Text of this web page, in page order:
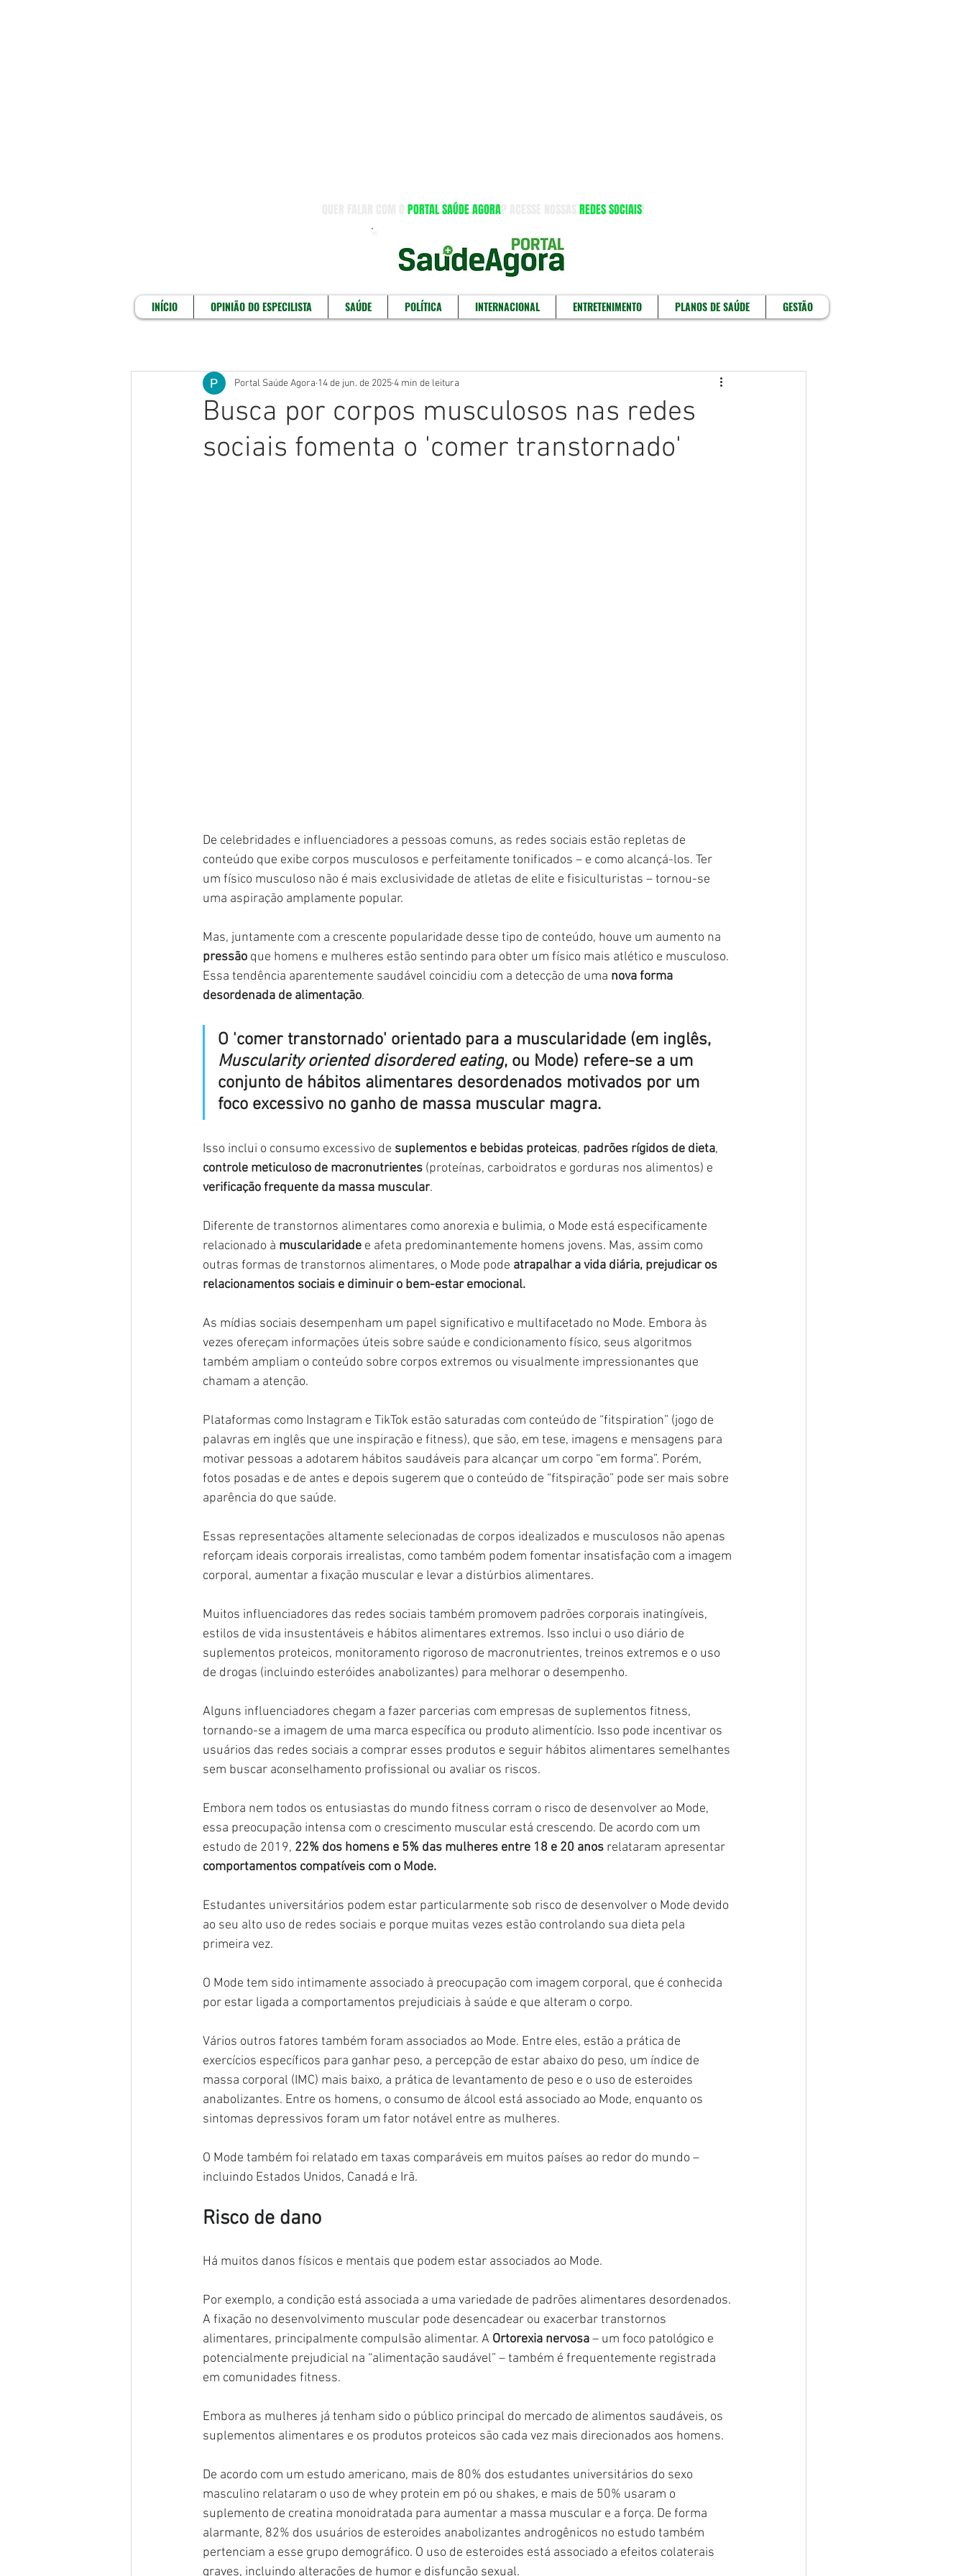
PORTAL SAÚDE AGORA? ACESSE NOSSAS REDES SOCIAIS!
INÍCIO
INÍCIO OPINIÃO DO ESPECILISTA SAÚDE POLÍTICA INTERNACIONAL ENTRETENIMENTO PLANOS DE SAÚDE GESTÃO
Busca por corpos musculosos nas redes
sociais fomenta o 'comer transtornado'
Portal Saúde Agora 14 de jun. de 20254 min de leitura
De celebridades e influenciadores a pessoas comuns, as redes sociais estão repletas de
conteúdo que exibe corpos musculosos e perfeitamente tonificados – e como alcançá-los. Ter
um físico musculoso não é mais exclusividade de atletas de elite e fisiculturistas – tornou-se
uma aspiração amplamente popular.
Mas, juntamente com a crescente popularidade desse tipo de conteúdo, houve um aumento na
pressão que homens e mulheres estão sentindo para obter um físico mais atlético e musculoso.
Essa tendência aparentemente saudável coincidiu com a detecção de uma nova forma
desordenada de alimentação.
O 'comer transtornado' orientado para a muscularidade (em inglês,
Muscularity oriented disordered eating, ou Mode) refere-se a um
conjunto de hábitos alimentares desordenados motivados por um
foco excessivo no ganho de massa muscular magra.
Isso inclui o consumo excessivo de suplementos e bebidas proteicas, padrões rígidos de dieta,
controle meticuloso de macronutrientes (proteínas, carboidratos e gorduras nos alimentos) e
verificação frequente da massa muscular.
Diferente de transtornos alimentares como anorexia e bulimia, o Mode está especificamente
relacionado à muscularidade e afeta predominantemente homens jovens. Mas, assim como
outras formas de transtornos alimentares, o Mode pode atrapalhar a vida diária, prejudicar os
relacionamentos sociais e diminuir o bem-estar emocional.
As mídias sociais desempenham um papel significativo e multifacetado no Mode. Embora às
vezes ofereçam informações úteis sobre saúde e condicionamento físico, seus algoritmos
também ampliam o conteúdo sobre corpos extremos ou visualmente impressionantes que
chamam a atenção.
Plataformas como Instagram e TikTok estão saturadas com conteúdo de “fitspiration” (jogo de
palavras em inglês que une inspiração e fitness), que são, em tese, imagens e mensagens para
motivar pessoas a adotarem hábitos saudáveis para alcançar um corpo “em forma”. Porém,
fotos posadas e de antes e depois sugerem que o conteúdo de “fitspiração” pode ser mais sobre
aparência do que saúde.
Essas representações altamente selecionadas de corpos idealizados e musculosos não apenas
reforçam ideais corporais irrealistas, como também podem fomentar insatisfação com a imagem
corporal, aumentar a fixação muscular e levar a distúrbios alimentares.
Muitos influenciadores das redes sociais também promovem padrões corporais inatingíveis,
estilos de vida insustentáveis e hábitos alimentares extremos. Isso inclui o uso diário de
suplementos proteicos, monitoramento rigoroso de macronutrientes, treinos extremos e o uso
de drogas (incluindo esteróides anabolizantes) para melhorar o desempenho.
Alguns influenciadores chegam a fazer parcerias com empresas de suplementos fitness,
tornando-se a imagem de uma marca específica ou produto alimentício. Isso pode incentivar os
usuários das redes sociais a comprar esses produtos e seguir hábitos alimentares semelhantes
sem buscar aconselhamento profissional ou avaliar os riscos.
Embora nem todos os entusiastas do mundo fitness corram o risco de desenvolver ao Mode,
essa preocupação intensa com o crescimento muscular está crescendo. De acordo com um
estudo de 2019, 22% dos homens e 5% das mulheres entre 18 e 20 anos relataram apresentar
comportamentos compatíveis com o Mode.
Estudantes universitários podem estar particularmente sob risco de desenvolver o Mode devido
ao seu alto uso de redes sociais e porque muitas vezes estão controlando sua dieta pela
primeira vez.
O Mode tem sido intimamente associado à preocupação com imagem corporal, que é conhecida
por estar ligada a comportamentos prejudiciais à saúde e que alteram o corpo.
Vários outros fatores também foram associados ao Mode. Entre eles, estão a prática de
exercícios específicos para ganhar peso, a percepção de estar abaixo do peso, um índice de
massa corporal (IMC) mais baixo, a prática de levantamento de peso e o uso de esteroides
anabolizantes. Entre os homens, o consumo de álcool está associado ao Mode, enquanto os
sintomas depressivos foram um fator notável entre as mulheres.
O Mode também foi relatado em taxas comparáveis em muitos países ao redor do mundo –
incluindo Estados Unidos, Canadá e Irã.
Risco de dano
Há muitos danos físicos e mentais que podem estar associados ao Mode.
Por exemplo, a condição está associada a uma variedade de padrões alimentares desordenados.
A fixação no desenvolvimento muscular pode desencadear ou exacerbar transtornos
alimentares, principalmente compulsão alimentar. A Ortorexia nervosa – um foco patológico e
potencialmente prejudicial na “alimentação saudável” – também é frequentemente registrada
em comunidades fitness.
Embora as mulheres já tenham sido o público principal do mercado de alimentos saudáveis, os
suplementos alimentares e os produtos proteicos são cada vez mais direcionados aos homens.
De acordo com um estudo americano, mais de 80% dos estudantes universitários do sexo
masculino relataram o uso de whey protein em pó ou shakes, e mais de 50% usaram o
suplemento de creatina monoidratada para aumentar a massa muscular e a força. De forma
alarmante, 82% dos usuários de esteroides anabolizantes androgênicos no estudo também
pertenciam a esse grupo demográfico. O uso de esteroides está associado a efeitos colaterais
graves, incluindo alterações de humor e disfunção sexual.